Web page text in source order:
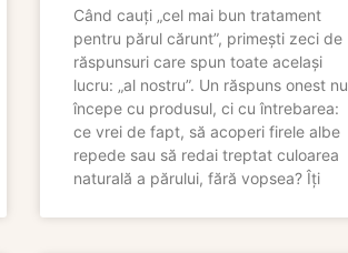
Când cauți „cel mai bun tratament
pentru părul cărunt”, primești zeci de
răspunsuri care spun toate același
lucru: „al nostru”. Un răspuns onest nu
începe cu produsul, ci cu întrebarea:
ce vrei de fapt, să acoperi firele albe
repede sau să redai treptat culoarea
naturală a părului, fără vopsea? Îți